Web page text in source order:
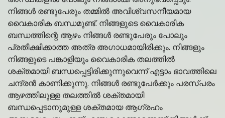
നിങ്ങൾ രണ്ടുപേരും തമ്മിൽ അവിശ്വസനീയമായ
വൈകാരിക ബന്ധമുണ്ട്. നിങ്ങളുടെ വൈകാരിക
ബന്ധത്തിന്റെ ആഴം നിങ്ങൾ രണ്ടുപേരും പോലും
പ്രതീക്ഷിക്കാത്ത അത്ര അഗാധമായിരിക്കും. നിങ്ങളും
നിങ്ങളുടെ പങ്കാളിയും വൈകാരിക തലത്തിൽ
ശക്തമായി ബന്ധപ്പെട്ടിരിക്കുന്നുവെന്ന് എട്ടാം ഭാവത്തിലെ
ചന്ദ്രൻ കാണിക്കുന്നു. നിങ്ങൾ രണ്ടുപേർക്കും പരസ്പരം
ആഴത്തിലുള്ള തലത്തിൽ ശക്തമായി
ബന്ധപ്പെടാനുമുള്ള ശക്തമായ ആഗ്രഹം